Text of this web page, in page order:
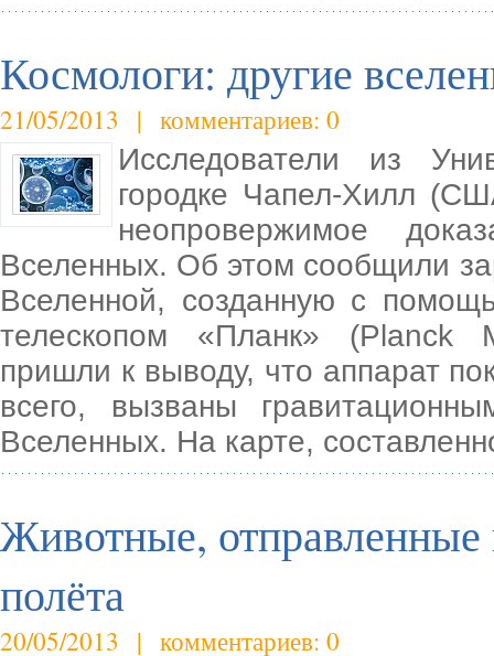
Космологи: другие
21/05/2013 | комментариев: 0
Исследователи из
городке Чапел-Хилл
неопровержимое
Вселенных. Об этом сообщили
Вселенной, созданную с
телескопом «Планк» (Planck
пришли к выводу, что аппарат
всего, вызваны
Вселенных. На карте,
Животные,
полёта
20/05/2013 | комментариев: 0